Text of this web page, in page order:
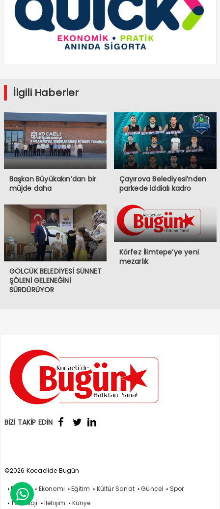
İlgili Haberler
Başkan Büyükakın’dan bir
müjde daha
Çayırova Belediyesi’nden
parkede iddialı kadro
GÖLCÜK BELEDİYESİ SÜNNET
ŞÖLENİ GELENEĞİNİ
SÜRDÜRÜYOR
Körfez İlimtepe’ye yeni
mezarlık
BİZİ TAKİP EDİN
©2026 Kocaelide Bugün
Politika Ekonomi Eğitim Kültür Sanat Güncel
Spor
Teknoloji
İletişim Künye
